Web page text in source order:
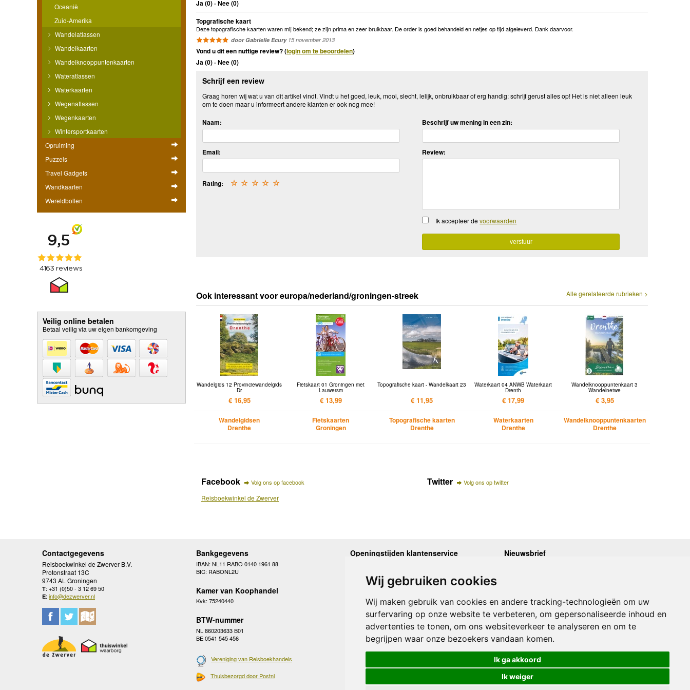
Wij gebruiken cookies
Wij maken gebruik van cookies en andere tracking-technologieën om uw
surfervaring op onze website te verbeteren, om gepersonaliseerde inhoud en
advertenties te tonen, om ons websiteverkeer te analyseren en om te
begrijpen waar onze bezoekers vandaan komen.
Ik ga akkoord
Ik weiger
Oceanië
Zuid-Amerika
Wandelatlassen
Wandelkaarten
Wandelknooppuntenkaarten
Wateratlassen
Waterkaarten
Wegenatlassen
Wegenkaarten
Wintersportkaarten
Opruiming
Puzzels
Travel Gadgets
Wandkaarten
Wereldbollen
Veilig online betalen
Betaal veilig via uw eigen bankomgeving
Ja (0)-Nee (0)
Topgrafische kaart
Deze topografische kaarten waren mij bekend; ze zijn prima en zeer bruikbaar. De order is goed behandeld en netjes op tijd afgeleverd. Dank daarvoor.
door Gabrielle Ecury15 november 2013
Vond u dit een nuttige review? (login om te beoordelen)
Ja (0)-Nee (0)
Schrijf een review
Graag horen wij wat u van dit artikel vindt. Vindt u het goed, leuk, mooi, slecht, lelijk, onbruikbaar of erg handig: schrijf gerust alles op! Het is niet alleen leuk
om te doen maar u informeert andere klanten er ook nog mee!
Naam:
Email:
Rating: ☆
☆
☆
☆
☆
Beschrijf uw mening in een zin:
Review:
Ik accepteer devoorwaarden
Alle gerelateerde rubrieken >
Ook interessant voor europa/nederland/groningen-streek
Wandelgids 12 Provinciewandelgids
Dr
€ 16,95
Wandelgidsen
Drenthe
Fietskaart 01 Groningen met
Lauwersm
€ 13,99
Fietskaarten
Groningen
Topografische kaart - Wandelkaart 23
€ 11,95
Topografische kaarten
Drenthe
Waterkaart 04 ANWB Waterkaart
Drenth
€ 17,99
Waterkaarten
Drenthe
Wandelknooppuntenkaart 3
Wandelnetwe
€ 3,95
Wandelknooppuntenkaarten
Drenthe
Facebook Volg ons op facebook
Reisboekwinkel de Zwerver
Twitter Volg ons op twitter
Contactgegevens
Reisboekwinkel de Zwerver B.V.
Protonstraat 13C
9743 AL Groningen
T: +31 (0)50 - 3 12 69 50
E: info@dezwerver.nl
Bankgegevens
IBAN: NL11 RABO 0140 1961 88
BIC: RABONL2U
Kamer van Koophandel
Kvk: 75240440
BTW-nummer
NL 860203633 B01
BE 0541 545 456
Vereniging van Reisboekhandels
Thuisbezorgd door Postnl
Openingstijden klantenservice
Woensdag
10.00 - 12.30 en 13.30 - 17.00
Donderdag
Vrijdag
10.00 - 12.30 en 13.30 - 17.00
Zaterdag
gesloten
Zondag
gesloten
Nieuwsbrief
Onze laatste Nieuwsbrief
Inschrijven